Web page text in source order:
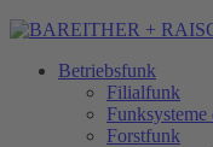
Betriebsfunk
Filialfunk
Funksysteme
Forstfunk